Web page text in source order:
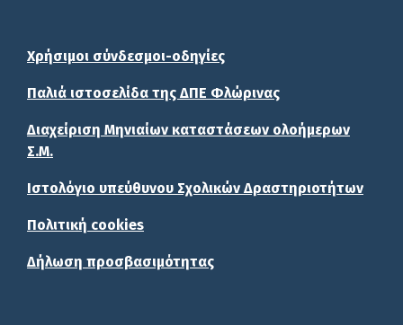
Χρήσιμοι σύνδεσμοι-οδηγίες
Παλιά ιστοσελίδα της ΔΠΕ Φλώρινας
Διαχείριση Μηνιαίων καταστάσεων ολοήμερων
Σ.Μ.
Ιστολόγιο υπεύθυνου Σχολικών Δραστηριοτήτων
Πολιτική cookies
Δήλωση προσβασιμότητας